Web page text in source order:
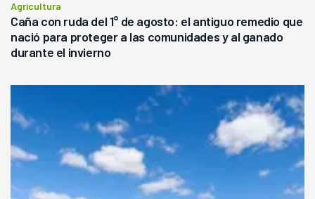
Agricultura
Caña con ruda del 1° de agosto: el antiguo remedio que
nació para proteger a las comunidades y al ganado
durante el invierno